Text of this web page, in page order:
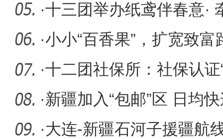
·十三团举办纸鸢伴春意·
赛
·小小“百香果”，扩宽致富
·十二团社保所：社保认
暖人心
·新疆加入“包邮”区 日均
万件
·大连-新疆石河子援疆航